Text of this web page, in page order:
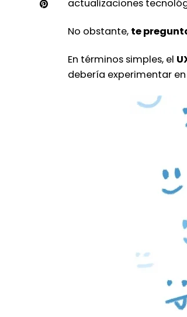
actualizaciones
No obstante, te
En términos simples, el
debería experimentar